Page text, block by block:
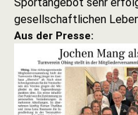
Aus der Presse: